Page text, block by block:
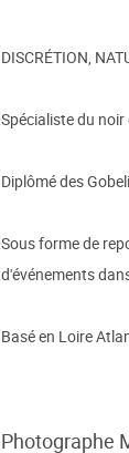
DISCRÉTION,
Spécialiste du
Diplômé des
Sous forme de
d'événements
Basé en Loire
Photographe